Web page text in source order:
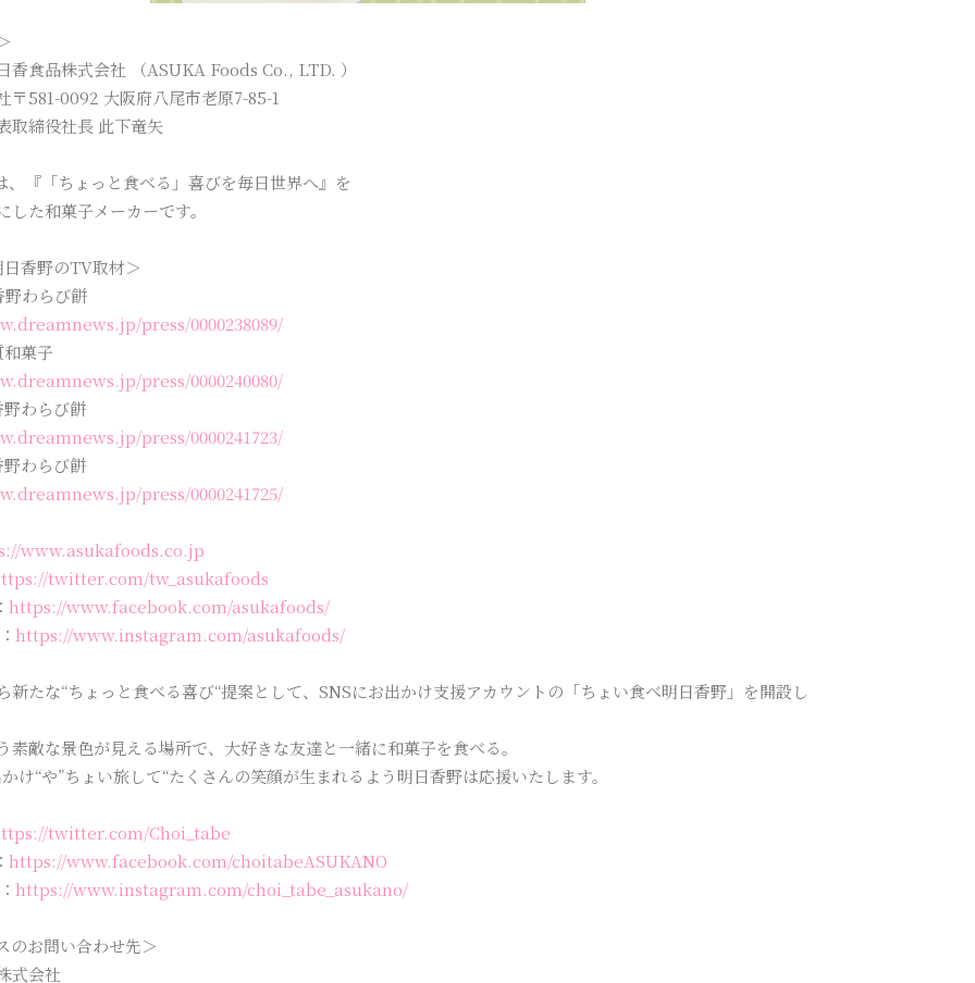
香食品株式会社 （ASUKA Foods Co., LTD. ）
〒581-0092 大阪府八尾市老原7-85-1
取締役社長 此下竜矢
、『「ちょっと食べる」喜びを毎日世界へ』を
した和菓子メーカーです。
香野のTV取材＞
わらび餅
press/0000238089/
菓子
press/0000240080/
わらび餅
press/0000241723/
わらび餅
press/0000241725/
www.asukafoods.co.jp
twitter.com/tw_asukafoods
https://www.facebook.com/asukafoods/
https://www.instagram.com/asukafoods/
新たな“ちょっと食べる喜び“提案として、SNSにお出かけ支援アカウントの「ちょい食べ明日香野」を開設し
素敵な景色が見える場所で、大好きな友達と一緒に和菓子を食べる。
け“や”ちょい旅して“たくさんの笑顔が生まれるよう明日香野は応援いたします。
twitter.com/Choi_tabe
https://www.facebook.com/choitabeASUKANO
https://www.instagram.com/choi_tabe_asukano/
のお問い合わせ先＞
式会社